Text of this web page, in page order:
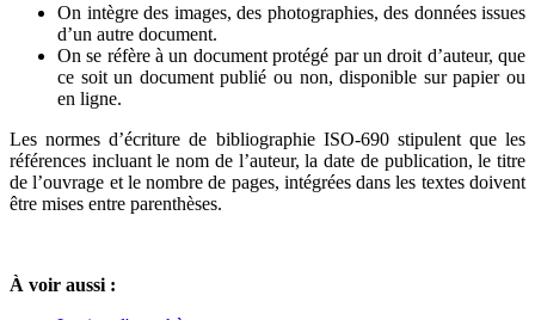
On intègre des images, des photographies, des données issues
d’un autre document.
On se réfère à un document protégé par un droit d’auteur, que
ce soit un document publié ou non, disponible sur papier ou
en ligne.
Les normes d’écriture de bibliographie ISO-690 stipulent que les
références incluant le nom de l’auteur, la date de publication, le titre
de l’ouvrage et le nombre de pages, intégrées dans les textes doivent
être mises entre parenthèses.
À voir aussi :